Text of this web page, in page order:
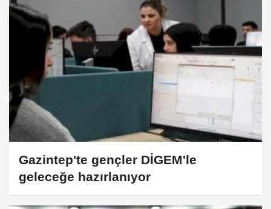
Gazintep'te gençler DİGEM'le
geleceğe hazırlanıyor